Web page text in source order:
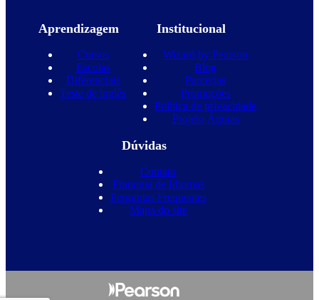
Aprendizagem
Cursos
Escolas
Diferenciais
Teste de inglês
Institucional
Wizard by Pearson
Blog
Parcerias
Promoções
Política de privacidade
Projeto Águias
Dúvidas
Contato
Franquia de Idiomas
Perguntas Frequentes
Mapa do site